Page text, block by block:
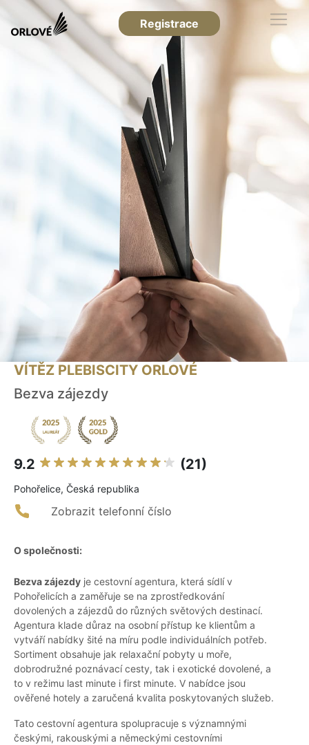
Registrace
VÍTĚZ PLEBISCITY ORLOVÉ
Bezva zájezdy
9.2 (21)
Pohořelice, Česká republika
Zobrazit telefonní číslo
O společnosti:
Bezva zájezdy je cestovní agentura, která sídlí v
Pohořelicích a zaměřuje se na zprostředkování
dovolených a zájezdů do různých světových destinací.
Agentura klade důraz na osobní přístup ke klientům a
vytváří nabídky šité na míru podle individuálních potřeb.
Sortiment obsahuje jak relaxační pobyty u moře,
dobrodružné poznávací cesty, tak i exotické dovolené, a
to v režimu last minute i first minute. V nabídce jsou
ověřené hotely a zaručená kvalita poskytovaných služeb.
Tato cestovní agentura spolupracuje s významnými
českými, rakouskými a německými cestovními